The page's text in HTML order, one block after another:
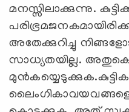
മനസ്സിലാക്കുന്നു.
അതേക്കുറിച്ചു
സാധ്യതയില്ല.